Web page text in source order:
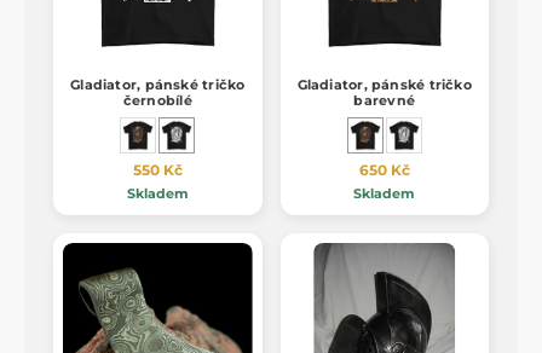
Gladiator, pánské tričko
černobílé
550 Kč
Skladem
Gladiator, pánské tričko
barevné
650 Kč
Skladem